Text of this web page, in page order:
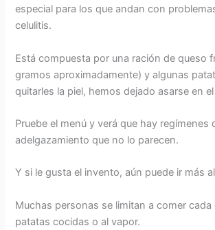
especial para los que andan con
celulitis.
Está compuesta por una ración de queso
gramos aproximadamente) y algunas
quitarles la piel, hemos dejado asarse en
Pruebe el menú y verá que hay regímenes
adelgazamiento que no lo parecen.
Y si le gusta el invento, aún puede ir más
Muchas personas se limitan a comer cada
patatas cocidas o al vapor.